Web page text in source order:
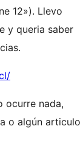
12»). Llevo
y queria saber
ocurre nada,
o algún articulo